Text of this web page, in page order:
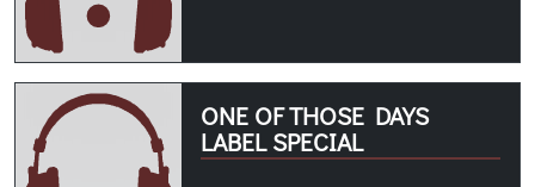
ONE OF THOSE DAYS
LABEL SPECIAL